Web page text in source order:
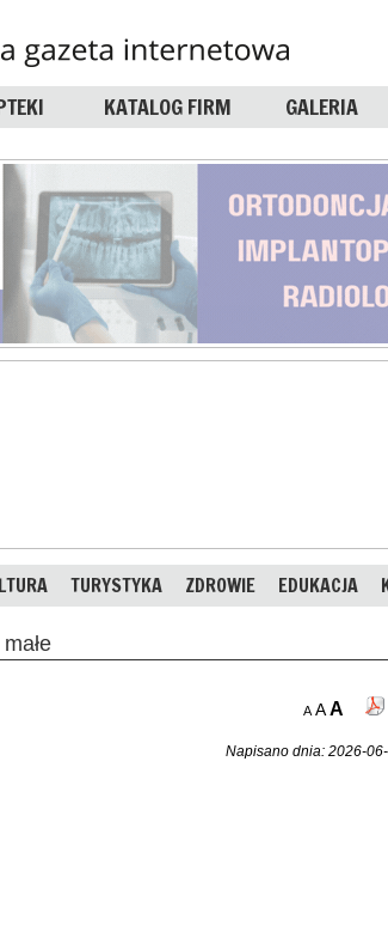
KATALOG FIRM GALERIA
TURYSTYKA ZDROWIE EDUKACJA
A AA
Napisano dnia: 2026-